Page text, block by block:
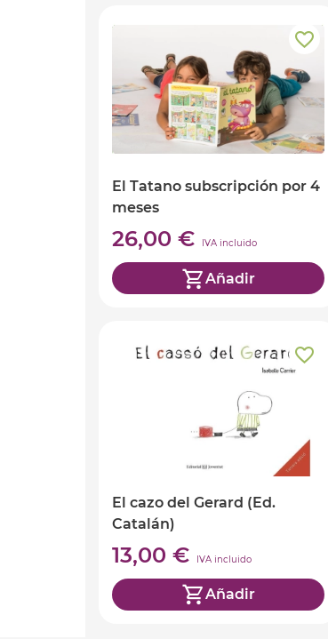
El Tatano subscripción por 4
meses
26,00 € IVA incluido
Añadir
El cazo del Gerard (Ed.
Catalán)
13,00 € IVA incluido
Añadir